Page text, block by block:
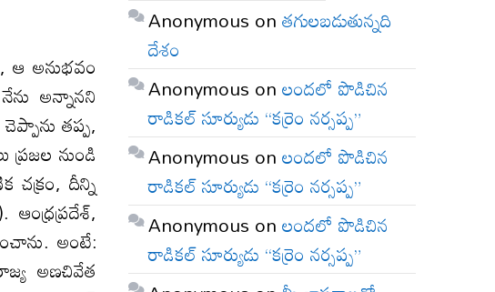
ఆ అనుభవం
అన్నానని
తప్ప,
నుండి
దీన్ని
అంటే:
అణచివేత
Anonymous onతగులబడుతున్నది
దేశం
Anonymous onలందలో పొడిచిన
రాడికల్ సూర్యుడు “కర్రెం నర్సప్ప”
Anonymous onలందలో పొడిచిన
రాడికల్ సూర్యుడు “కర్రెం నర్సప్ప”
Anonymous onలందలో పొడిచిన
రాడికల్ సూర్యుడు “కర్రెం నర్సప్ప”